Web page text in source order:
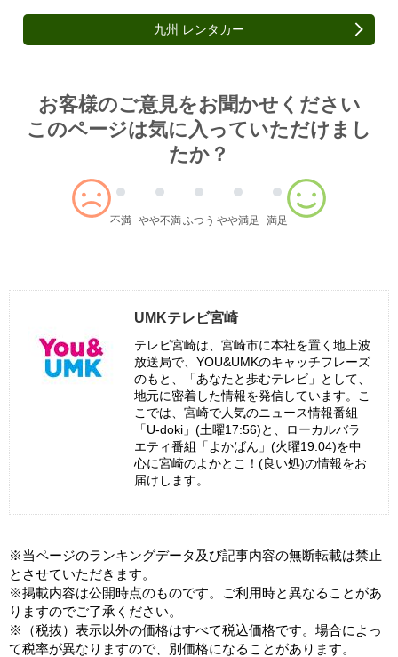
九州 レンタカー
Article survey
お客様のご意見をお聞かせください
このページは気に入っていただけまし
たか？
不満 やや不満ふつう やや満足 満足
UMKテレビ宮崎
テレビ宮崎は、宮崎市に本社を置く地上波
放送局で、YOU&UMKのキャッチフレーズ
のもと、「あなたと歩むテレビ」として、
地元に密着した情報を発信しています。こ
こでは、宮崎で人気のニュース情報番組
「U-doki」(土曜17:56)と、ローカルバラ
エティ番組「よかばん」(火曜19:04)を中
心に宮崎のよかとこ！(良い処)の情報をお
届けします。
※当ページのランキングデータ及び記事内容の無断転載は禁止
とさせていただきます。
※掲載内容は公開時点のものです。ご利用時と異なることがあ
りますのでご了承ください。
※（税抜）表示以外の価格はすべて税込価格です。場合によっ
て税率が異なりますので、別価格になることがあります。